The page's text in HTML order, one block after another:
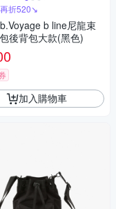
折520↘
b line尼龍束
後背包大款(黑色)
加入購物車